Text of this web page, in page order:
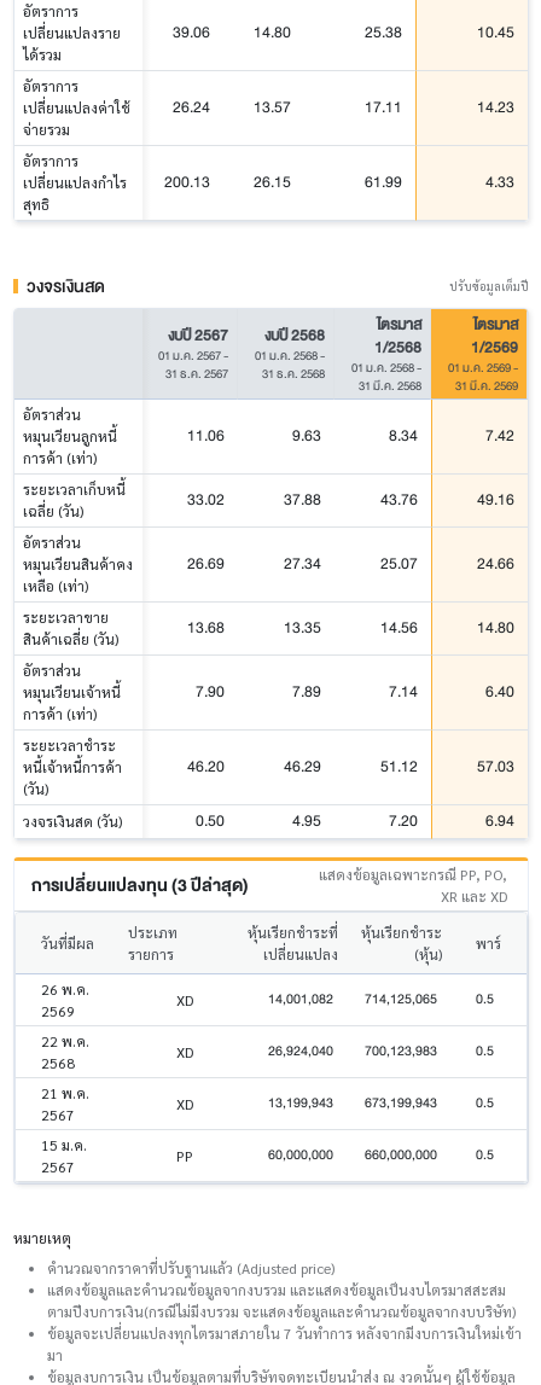
อัตราการ
เปลี่ยนแปลงราย
ได้รวม
39.06 14.80 25.38 10.45
อัตราการ
เปลี่ยนแปลงค่าใช้
จ่ายรวม
26.24 13.57 17.11 14.23
อัตราการ
เปลี่ยนแปลงกำไร
สุทธิ
200.13 26.15 61.99 4.33
วงจรเงินสด ปรับข้อมูลเต็มปี
งบปี 2567
01 ม.ค. 2567-
31 ธ.ค. 2567
งบปี 2568
01 ม.ค. 2568-
31 ธ.ค. 2568
ไตรมาส
1/2568
01 ม.ค. 2568-
31 มี.ค. 2568
ไตรมาส
1/2569
01 ม.ค. 2569-
31 มี.ค. 2569
อัตราส่วน
หมุนเวียนลูกหนี้
การค้า (เท่า)
11.06 9.63 8.34 7.42
ระยะเวลาเก็บหนี้
เฉลี่ย (วัน)
33.02 37.88 43.76 49.16
อัตราส่วน
หมุนเวียนสินค้าคง
เหลือ (เท่า)
26.69 27.34 25.07 24.66
ระยะเวลาขาย
สินค้าเฉลี่ย (วัน)
13.68 13.35 14.56 14.80
อัตราส่วน
หมุนเวียนเจ้าหนี้
การค้า (เท่า)
7.90 7.89 7.14 6.40
ระยะเวลาชำระ
หนี้เจ้าหนี้การค้า
(วัน)
46.20 46.29 51.12 57.03
วงจรเงินสด (วัน) 0.50 4.95 7.20 6.94
การเปลี่ยนแปลงทุน (3 ปีล่าสุด)
แสดงข้อมูลเฉพาะกรณี PP, PO,
XR และ XD
วันที่มีผล
ประเภท
รายการ
หุ้นเรียกชำระที่
เปลี่ยนแปลง
หุ้นเรียกชำระ
(หุ้น)
พาร์
26 พ.ค.
2569
XD 14,001,082 714,125,065 0.5
22 พ.ค.
2568
XD 26,924,040 700,123,983 0.5
21 พ.ค.
2567
XD 13,199,943 673,199,943 0.5
15 ม.ค.
2567
PP 60,000,000 660,000,000 0.5
หมายเหตุ
คำนวณจากราคาที่ปรับฐานแล้ว (Adjusted price)
แสดงข้อมูลและคำนวณข้อมูลจากงบรวม และแสดงข้อมูลเป็นงบไตรมาสสะสม
ตามปีงบการเงิน(กรณีไม่มีงบรวม จะแสดงข้อมูลและคำนวณข้อมูลจากงบบริษัท)
ข้อมูลจะเปลี่ยนแปลงทุกไตรมาสภายใน 7 วันทำการ หลังจากมีงบการเงินใหม่เข้า
มา
ข้อมูลงบการเงิน เป็นข้อมูลตามที่บริษัทจดทะเบียนนำส่ง ณ งวดนั้นๆ ผู้ใช้ข้อมูล